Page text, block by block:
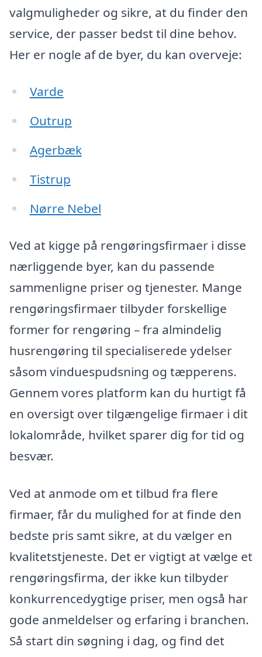
valgmuligheder og sikre, at du finder den
service, der passer bedst til dine behov.
Her er nogle af de byer, du kan overveje:
Varde
Outrup
Agerbæk
Tistrup
Nørre Nebel
Ved at kigge på rengøringsfirmaer i disse
nærliggende byer, kan du passende
sammenligne priser og tjenester. Mange
rengøringsfirmaer tilbyder forskellige
former for rengøring – fra almindelig
husrengøring til specialiserede ydelser
såsom vinduespudsning og tæpperens.
Gennem vores platform kan du hurtigt få
en oversigt over tilgængelige firmaer i dit
lokalområde, hvilket sparer dig for tid og
besvær.
Ved at anmode om et tilbud fra flere
firmaer, får du mulighed for at finde den
bedste pris samt sikre, at du vælger en
kvalitetstjeneste. Det er vigtigt at vælge et
rengøringsfirma, der ikke kun tilbyder
konkurrencedygtige priser, men også har
gode anmeldelser og erfaring i branchen.
Så start din søgning i dag, og find det